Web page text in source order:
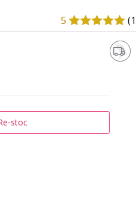
5 (1
stoc